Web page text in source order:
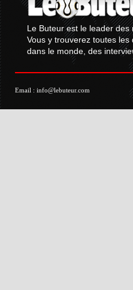
Le Buteur est le leader des
Vous y trouverez toutes
dans le monde, des
Email : info@lebuteur.com